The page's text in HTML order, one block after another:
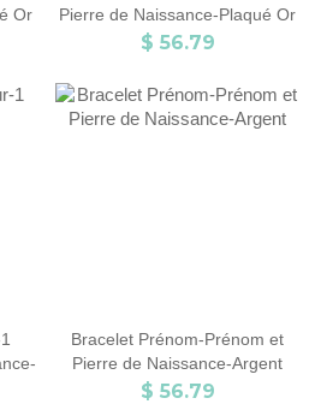
Or
Pierre de Naissance-Plaqué Or
Rose
$ 56.79
Bracelet Prénom-Prénom et
Pierre de Naissance-Argent
$ 56.79